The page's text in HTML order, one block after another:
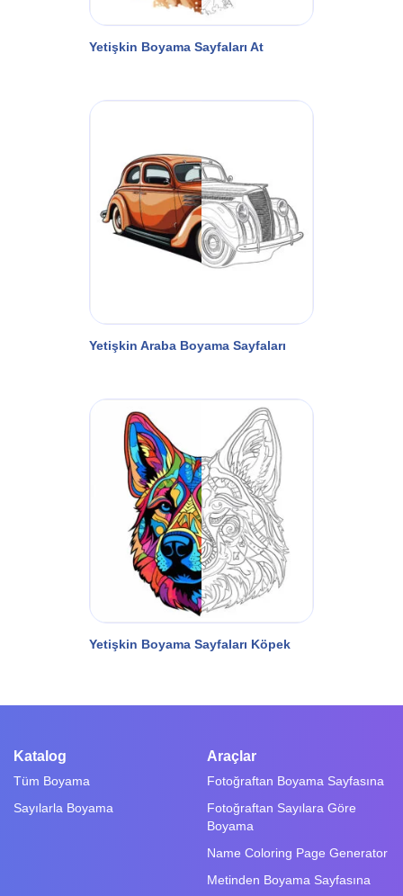
Yetişkin Boyama Sayfaları At
Yetişkin Araba Boyama Sayfaları
Yetişkin Boyama Sayfaları Köpek
Katalog
Tüm Boyama
Sayılarla Boyama
Araçlar
Fotoğraftan Boyama Sayfasına
Fotoğraftan Sayılara Göre
Boyama
Name Coloring Page Generator
Metinden Boyama Sayfasına